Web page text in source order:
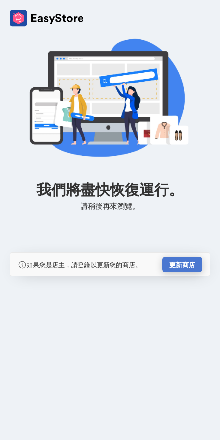
我們將盡快恢復運行。
請稍後再來瀏覽。
如果您是店主，請登錄以更新您的商店。 更新商店